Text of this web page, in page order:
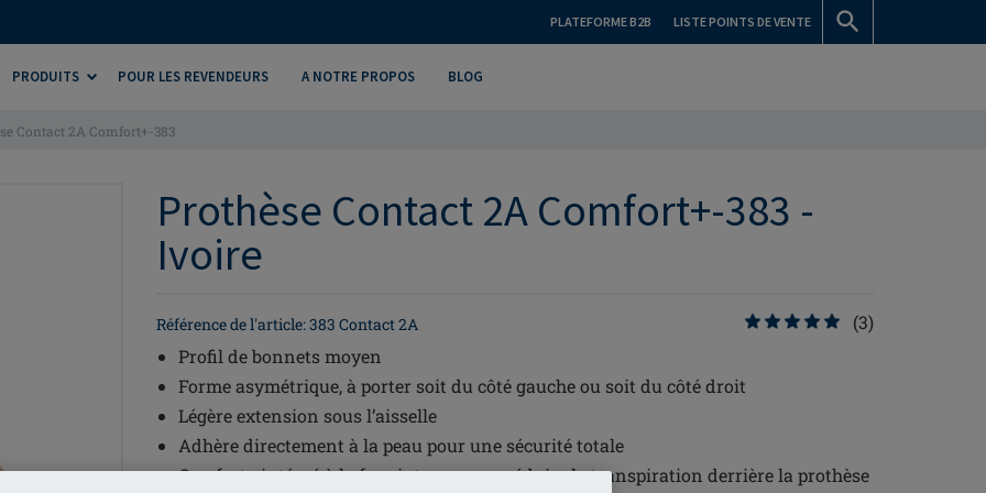
PLATEFORME B2B LISTE POINTS DE VENTE
PRODUITS POUR LES REVENDEURS A NOTRE PROPOS BLOG
Contact 2A Comfort+-383
Prothèse Contact 2A Comfort+-383 -
Ivoire
Référence de l'article: 383 Contact 2A
(3)
Profil de bonnets moyen
Forme asymétrique, à porter soit du côté gauche ou soit du côté droit
Légère extension sous l’aisselle
Adhère directement à la peau pour une sécurité totale
Comfort+ intégré à la face interne pour réduire la transpiration derrière la prothèse